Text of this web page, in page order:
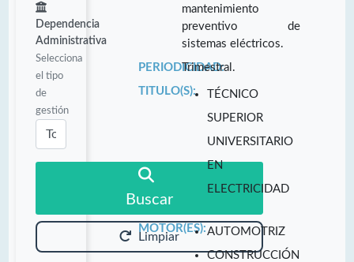
Dependencia
Administrativa
Selecciona
el tipo
de
gestión
Buscar
Limpiar
mantenimiento
preventivo de
sistemas eléctricos.
PERIODICIDAD:
Trimestral.
TITULO(S):
TÉCNICO
SUPERIOR
UNIVERSITARIO
EN
ELECTRICIDAD
MOTOR(ES):AUTOMOTRIZ
CONSTRUCCIÓN